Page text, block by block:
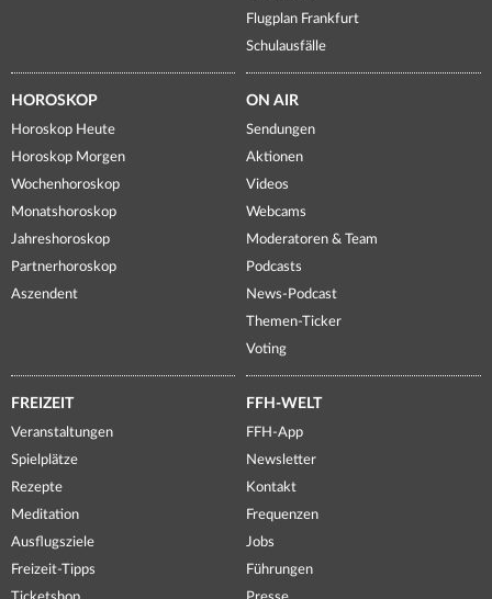
Flugplan Frankfurt
Schulausfälle
HOROSKOP
Horoskop Heute
Horoskop Morgen
Wochenhoroskop
Monatshoroskop
Jahreshoroskop
Partnerhoroskop
Aszendent
ON AIR
Sendungen
Aktionen
Videos
Webcams
Moderatoren & Team
Podcasts
News-Podcast
Themen-Ticker
Voting
FREIZEIT
Veranstaltungen
Spielplätze
Rezepte
Meditation
Ausflugsziele
Freizeit-Tipps
FFH-WELT
FFH-App
Newsletter
Kontakt
Frequenzen
Jobs
Führungen